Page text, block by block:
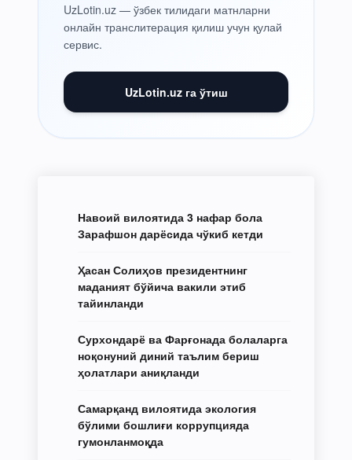
UzLotin.uz — ўзбек тилидаги матнларни
онлайн транслитерация қилиш учун қулай
сервис.
UzLotin.uz га ўтиш
Навоий вилоятида 3 нафар бола
Зарафшон дарёсида чўкиб кетди
Ҳасан Солиҳов президентнинг
маданият бўйича вакили этиб
тайинланди
Сурхондарё ва Фарғонада болаларга
ноқонуний диний таълим бериш
ҳолатлари аниқланди
Самарқанд вилоятида экология
бўлими бошлиғи коррупцияда
гумонланмоқда